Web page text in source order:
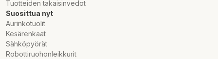
Tuotteiden takaisinvedot
Suosittua nyt
Aurinkotuolit
Kesärenkaat
Sähköpyörät
Robottiruohonleikkurit